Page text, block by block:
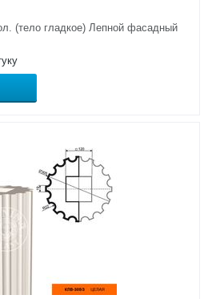
(тело гладкое) Лепной фасадный